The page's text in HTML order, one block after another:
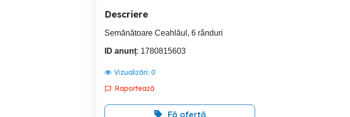
Descriere
Semănătoare Ceahlăul, 6 rânduri
ID anunț: 1780815603
Vizualizări: 0
Raportează
Fă ofertă